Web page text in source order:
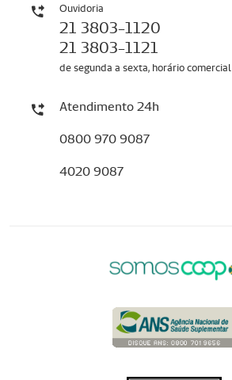
Ouvidoria
21 3803-1120
21 3803-1121
de segunda a sexta, horário comercial
Atendimento 24h
0800 970 9087
4020 9087